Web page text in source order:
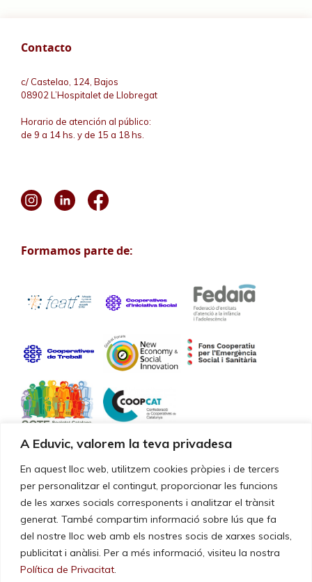
A Eduvic, valorem la teva privadesa
En aquest lloc web, utilitzem cookies pròpies i de tercers
per personalitzar el contingut, proporcionar les funcions
de les xarxes socials corresponents i analitzar el trànsit
generat. També compartim informació sobre lús que fa
del nostre lloc web amb els nostres socis de xarxes socials,
publicitat i anàlisi. Per a més informació, visiteu la nostra
Política de Privacitat
Contacto
c/ Castelao, 124, Bajos
08902 L’Hospitalet de Llobregat
Horario de atención al público:
de 9 a 14 hs. y de 15 a 18 hs.
Formamos parte de:
Certificaciones de calidad
Nuestros servicios y gestión están certificados según la norma
UNE-EN ISO 9001:2015